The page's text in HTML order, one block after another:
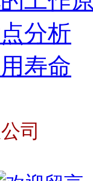
分析
寿命
司